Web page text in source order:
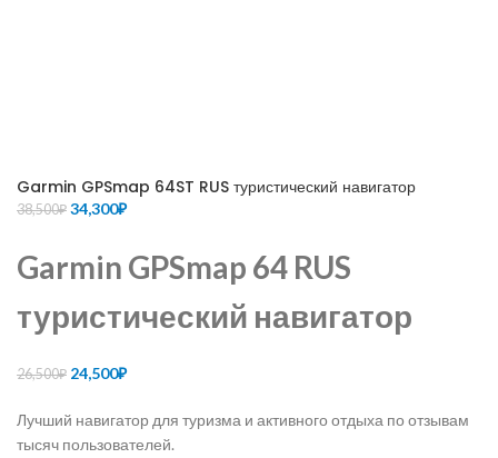
Garmin GPSmap 64ST RUS туристический навигатор
38,500₽ Первоначальная
составляла
38,500₽.
34,300₽Текущая
34,300₽.
Garmin GPSmap 64 RUS
туристический навигатор
26,500₽ Первоначальная
составляла
26,500₽.
24,500₽Текущая
24,500₽.
Лучший навигатор для туризма и активного отдыха по отзывам
тысяч пользователей.